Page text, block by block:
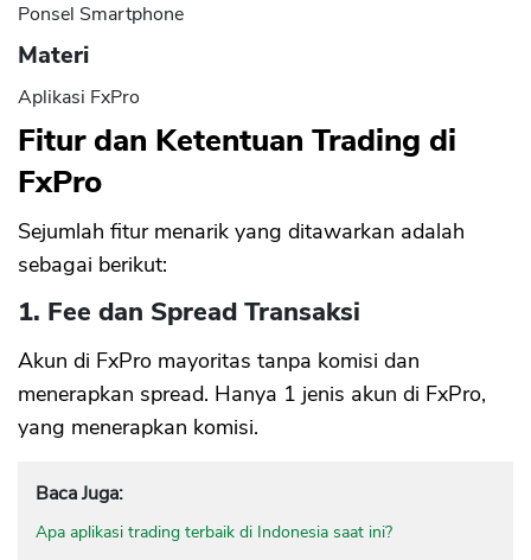
Ponsel Smartphone
Materi
Aplikasi FxPro
Fitur dan Ketentuan Trading di
FxPro
Sejumlah fitur menarik yang ditawarkan adalah
sebagai berikut:
1. Fee dan Spread Transaksi
Akun di FxPro mayoritas tanpa komisi dan
menerapkan spread. Hanya 1 jenis akun di FxPro,
yang menerapkan komisi.
Baca Juga:
Apa aplikasi trading terbaik di Indonesia saat ini?